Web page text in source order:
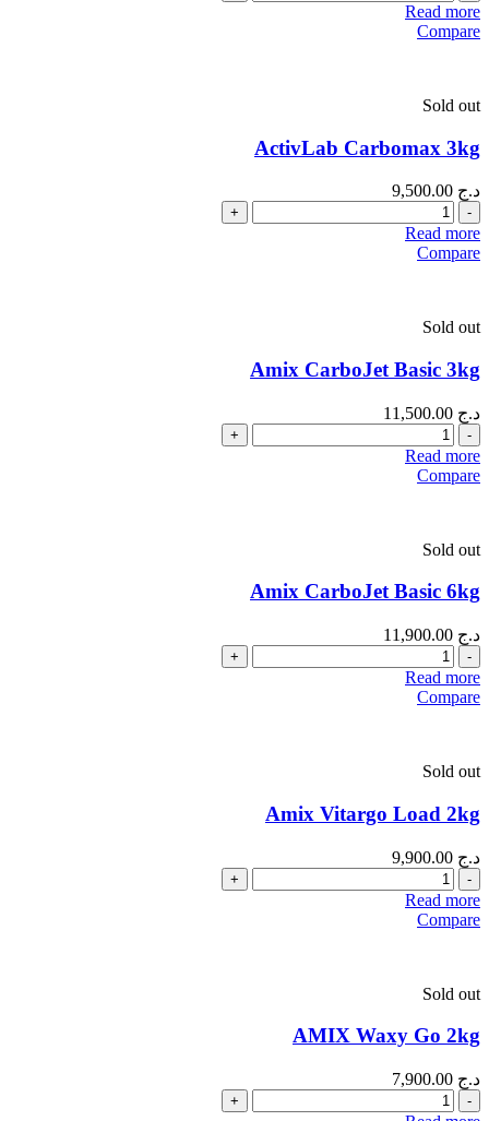
Read more
Compare
Sold out
ActivLab Carbomax 3kg
د.ج
Quantity
Read more
Compare
Sold out
Amix CarboJet Basic 3kg
د.ج
Quantity
Read more
Compare
Sold out
Amix CarboJet Basic 6kg
د.ج
Quantity
Read more
Compare
Sold out
Amix Vitargo Load 2kg
د.ج
Quantity
Read more
Compare
Sold out
AMIX Waxy Go 2kg
د.ج
Quantity